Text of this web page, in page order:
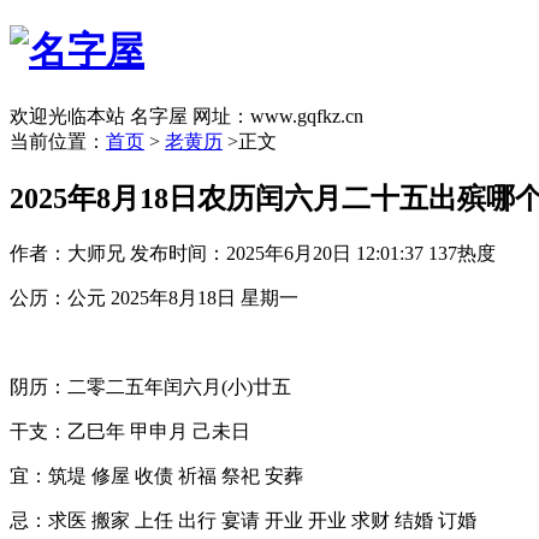
欢迎光临本站 名字屋 网址：www.gqfkz.cn
当前位置： 首页 > 老黄历 >正文
2025年8月18日农历闰六月二十五出殡哪
作者：大师兄 发布时间：2025年6月20日 12:01:37 137热度
公历：公元 2025年8月18日 星期一
阴历：二零二五年闰六月(小)廿五
干支：乙巳年 甲申月 己未日
宜：筑堤 修屋 收债 祈福 祭祀 安葬
忌：求医 搬家 上任 出行 宴请 开业 开业 求财 结婚 订婚